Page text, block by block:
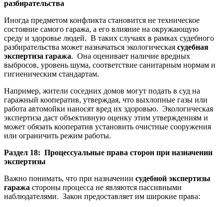
разбирательства
Иногда предметом конфликта становится не техническое
состояние самого гаража, а его влияние на окружающую
среду и здоровье людей. В таких случаях в рамках судебного
разбирательства может назначаться экологическая судебная
экспертиза гаража. Она оценивает наличие вредных
выбросов, уровень шума, соответствие санитарным нормам и
гигиеническим стандартам.
Например, жители соседних домов могут подать в суд на
гаражный кооператив, утверждая, что выхлопные газы или
работа автомойки наносят вред их здоровью. Экологическая
экспертиза даст объективную оценку этим утверждениям и
может обязать кооператив установить очистные сооружения
или ограничить режим работы.
Раздел 18: Процессуальные права сторон при назначении
экспертизы
Важно понимать, что при назначении судебной экспертизы
гаража стороны процесса не являются пассивными
наблюдателями. Закон предоставляет им широкие права: